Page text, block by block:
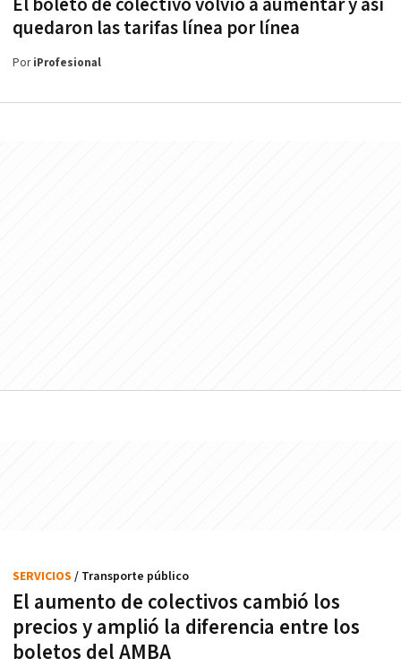
El boleto de colectivo volvió a aumentar y así
quedaron las tarifas línea por línea
PoriProfesional
El aumento de colectivos cambió los
precios y amplió la diferencia entre los
boletos del AMBA
SERVICIOS / Transporte público